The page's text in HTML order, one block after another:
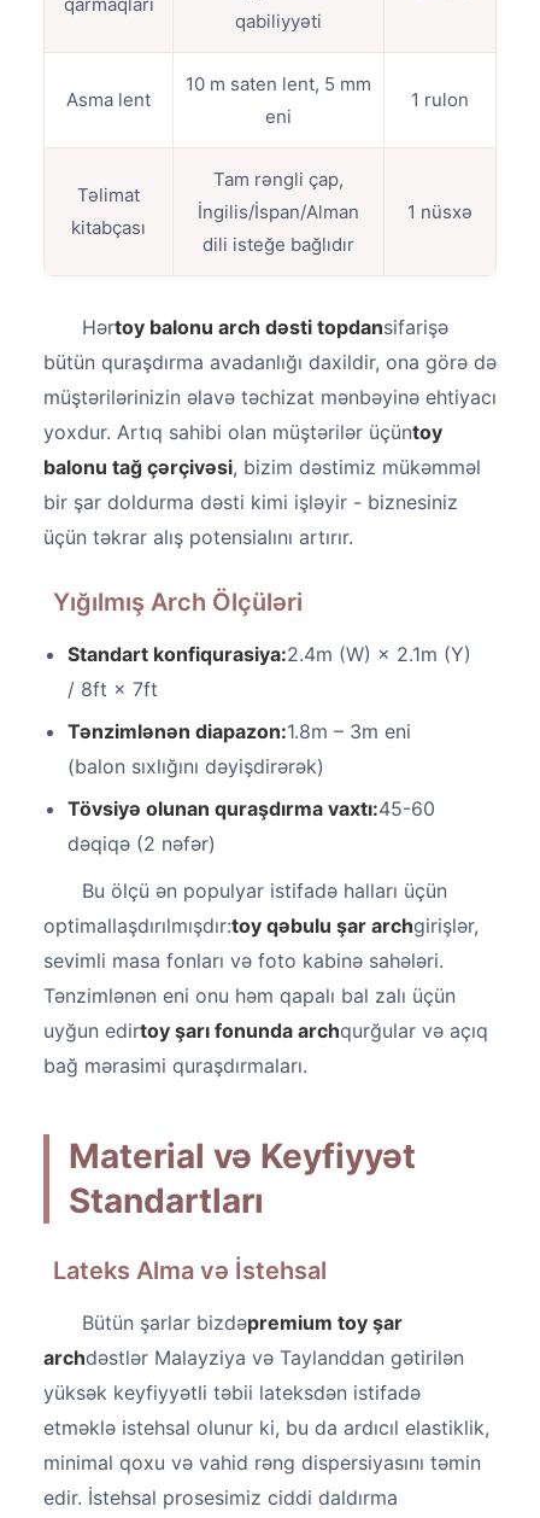
qabiliyyəti
Asma lent
10 m saten lent, 5 mm
eni
1 rulon
Təlimat
kitabçası
Tam rəngli çap,
İngilis/İspan/Alman
dili isteğe bağlıdır
1 nüsxə
Hərtoy balonu arch dəsti topdansifarişə
bütün quraşdırma avadanlığı daxildir, ona görə də
müştərilərinizin əlavə təchizat mənbəyinə ehtiyacı
yoxdur. Artıq sahibi olan müştərilər üçüntoy
balonu tağ çərçivəsi, bizim dəstimiz mükəmməl
bir şar doldurma dəsti kimi işləyir - biznesiniz
üçün təkrar alış potensialını artırır.
Yığılmış Arch Ölçüləri
Standart konfiqurasiya:2.4m (W) × 2.1m (Y)
/ 8ft × 7ft
Tənzimlənən diapazon:1.8m – 3m eni
(balon sıxlığını dəyişdirərək)
Tövsiyə olunan quraşdırma vaxtı:45-60
dəqiqə (2 nəfər)
Bu ölçü ən populyar istifadə halları üçün
optimallaşdırılmışdır:toy qəbulu şar archgirişlər,
sevimli masa fonları və foto kabinə sahələri.
Tənzimlənən eni onu həm qapalı bal zalı üçün
uyğun edirtoy şarı fonunda archqurğular və açıq
bağ mərasimi quraşdırmaları.
Material və Keyfiyyət
Standartları
Lateks Alma və İstehsal
Bütün şarlar bizdəpremium toy şar
archdəstlər Malayziya və Taylanddan gətirilən
yüksək keyfiyyətli təbii lateksdən istifadə
etməklə istehsal olunur ki, bu da ardıcıl elastiklik,
minimal qoxu və vahid rəng dispersiyasını təmin
edir. İstehsal prosesimiz ciddi daldırma